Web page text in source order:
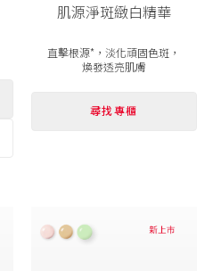
肌源淨斑緻白精華
直擊根源*，淡化頑固色斑，
煥發透亮肌膚
尋找專櫃